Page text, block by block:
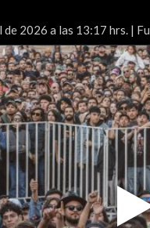
de 2026 a las 13:17 hrs. |
Play
Video